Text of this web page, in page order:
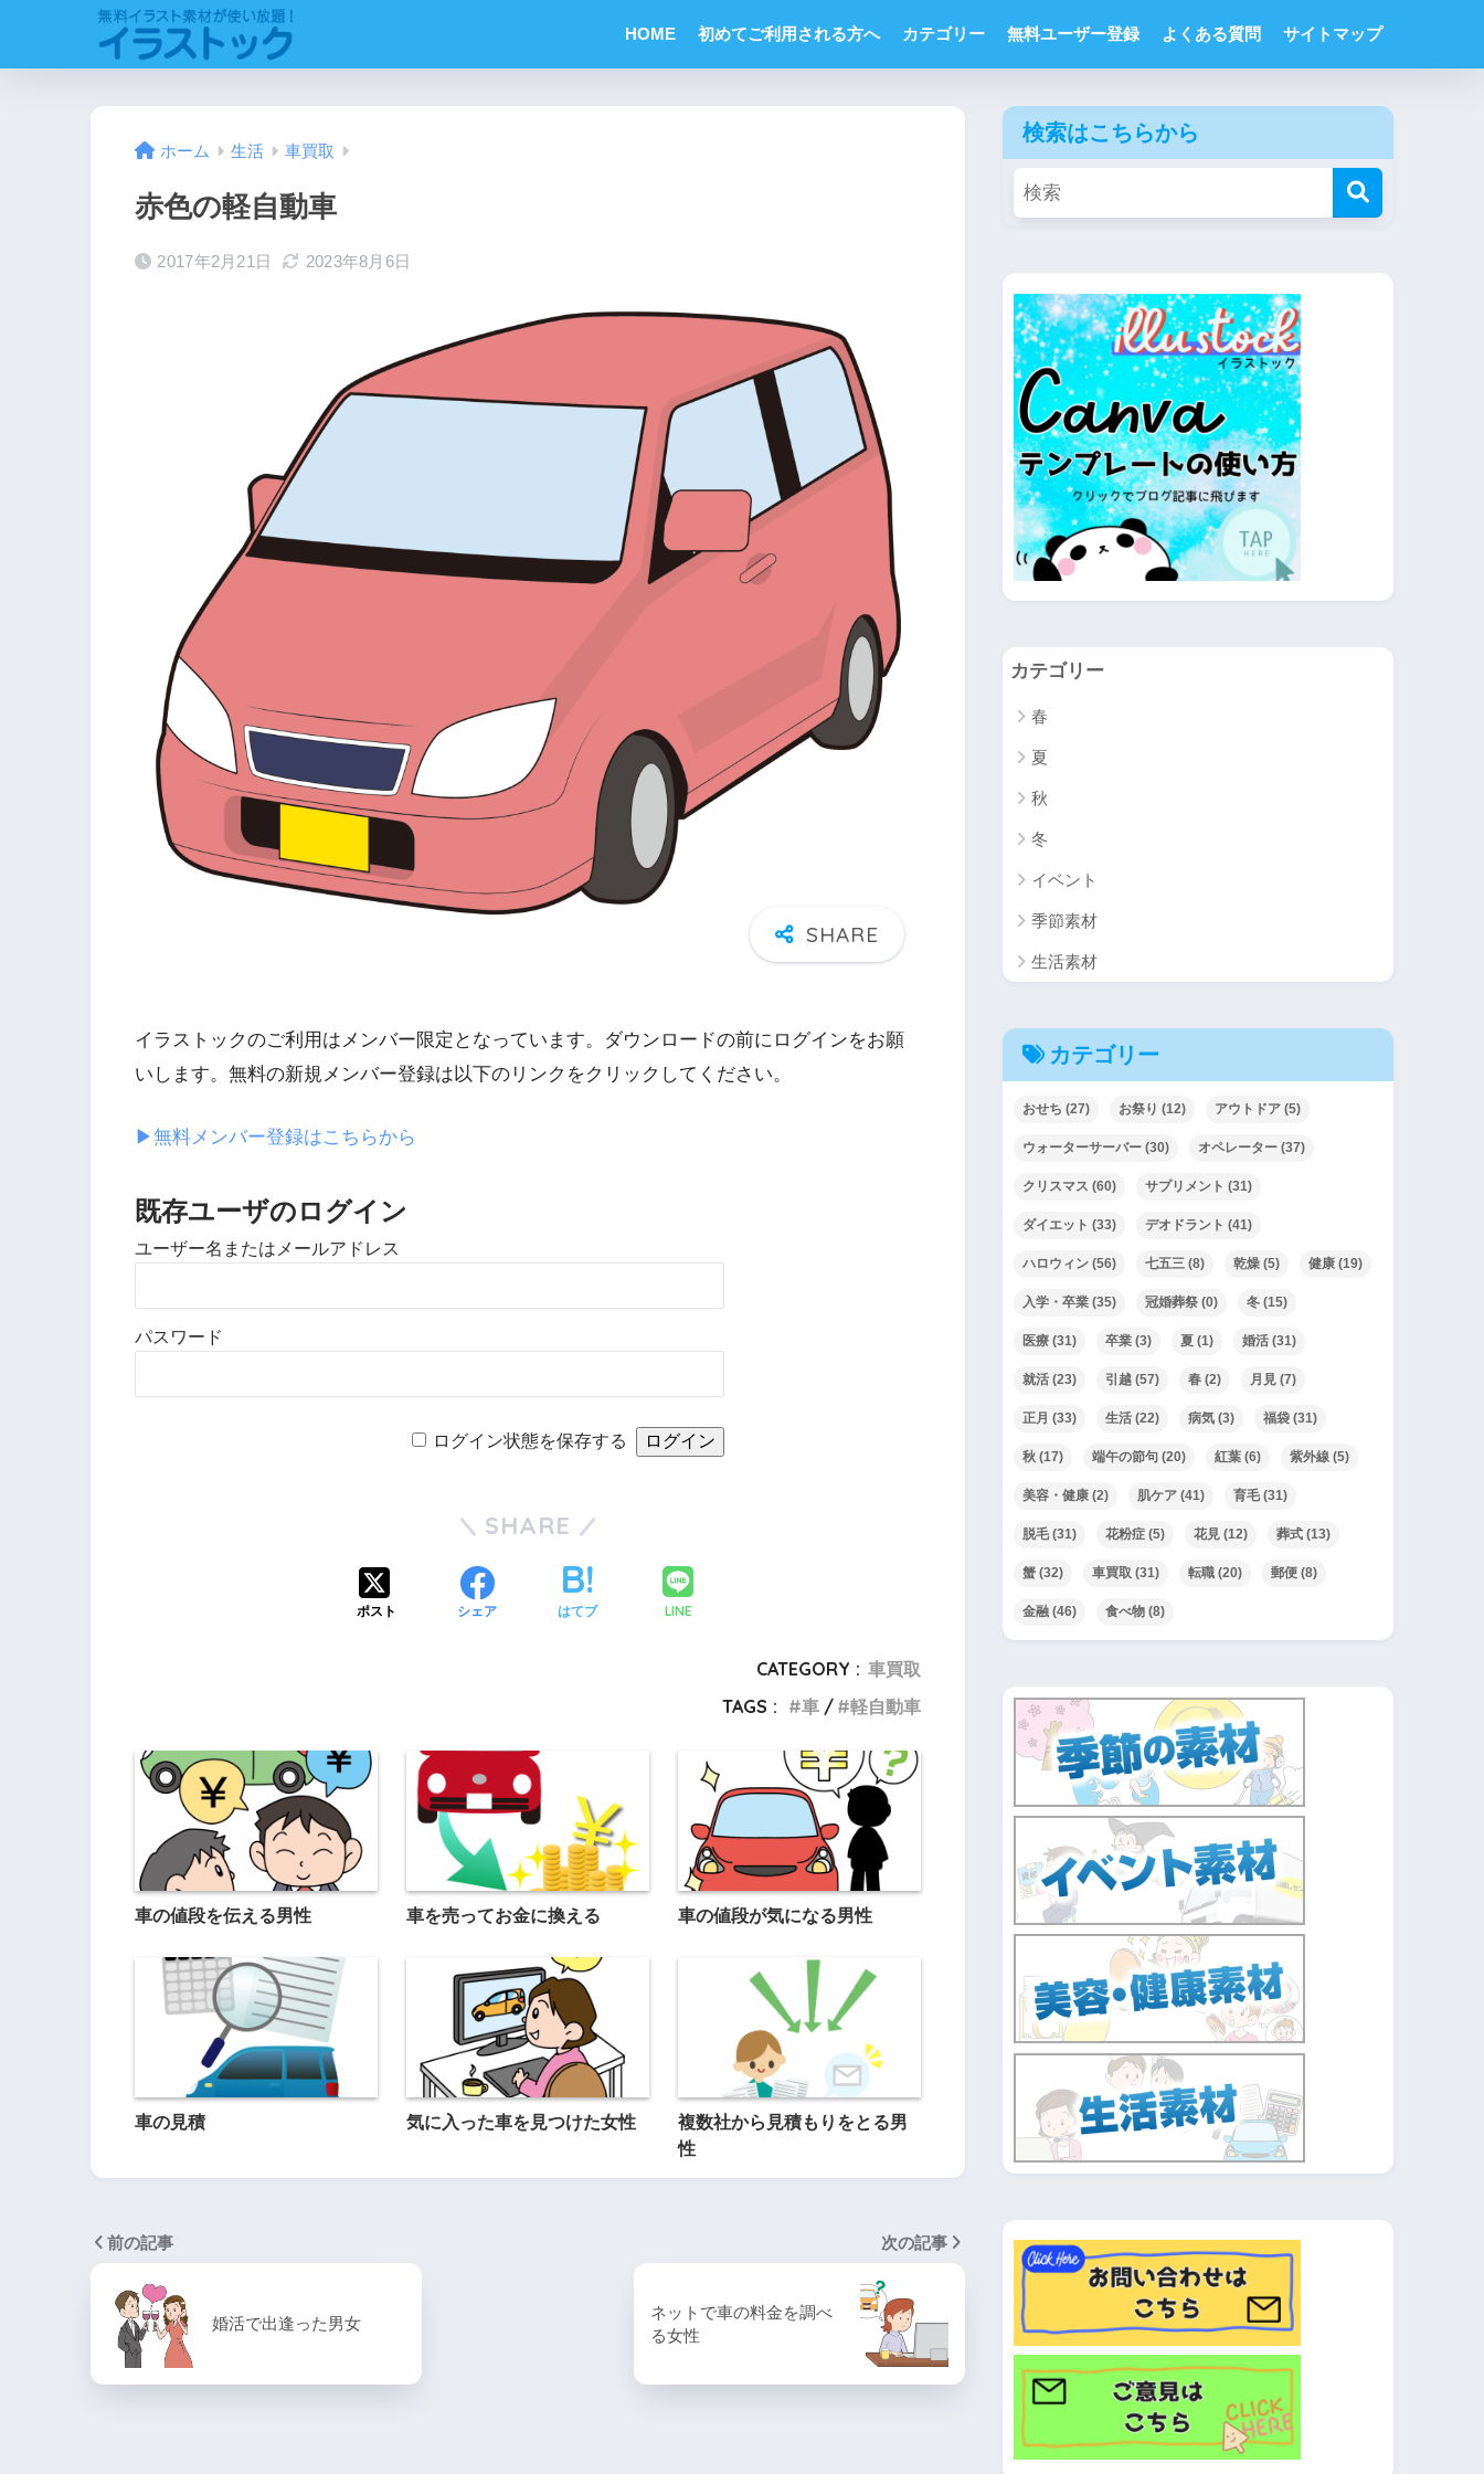
HOME 初めてご利用される方へ カテゴリー 無料ユーザー登録 よくある質問 サイトマップ
ホーム 生活 車買取
赤色の軽自動車
2017年2月21日 2023年8月6日
イラストックのご利用はメンバー限定となっています。ダウンロードの前にログインをお願
いします。無料の新規メンバー登録は以下のリンクをクリックしてください。
▶︎無料メンバー登録はこちらから
既存ユーザのログイン
ユーザー名またはメールアドレス
パスワード
ログイン状態を保存する
SHARE
ポスト シェア はてブ LINE
CATEGORY : 車買取
TAGS :
車 軽自動車
車の値段を伝える男性 車を売ってお金に換える 車の値段が気になる男性
車の見積 気に入った車を見つけた女性
複数社から見積もりをとる男
性
前の記事
婚活で出逢った男女
次の記事
ネットで車の料金を調べ
る女性
検索はこちらから
カテゴリー
春
夏
秋
冬
イベント
季節素材
生活素材
カテゴリー
おせち (27) お祭り (12) アウトドア (5)
ウォーターサーバー (30) オペレーター (37)
クリスマス (60) サプリメント (31)
ダイエット (33) デオドラント (41)
ハロウィン (56) 七五三 (8) 乾燥 (5) 健康 (19)
入学・卒業 (35) 冠婚葬祭 (0) 冬 (15)
医療 (31) 卒業 (3) 夏 (1) 婚活 (31)
就活 (23) 引越 (57) 春 (2) 月見 (7)
正月 (33) 生活 (22) 病気 (3) 福袋 (31)
秋 (17) 端午の節句 (20) 紅葉 (6) 紫外線 (5)
美容・健康 (2) 肌ケア (41) 育毛(31)
脱毛(31) 花粉症 (5) 花見 (12) 葬式 (13)
蟹 (32) 車買取 (31) 転職 (20) 郵便 (8)
金融 (46) 食べ物 (8)